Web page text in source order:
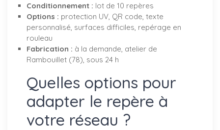
Conditionnement : lot de 10 repères
Options : protection UV, QR code, texte
personnalisé, surfaces difficiles, repérage en
rouleau
Fabrication : à la demande, atelier de
Rambouillet (78), sous 24 h
Quelles options pour
adapter le repère à
votre réseau ?